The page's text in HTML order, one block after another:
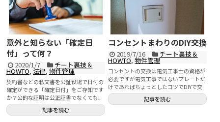
意外と知らない「確定日
付」って何？
2020/1/7 チート裏技＆
HOWTO, 法律, 物件管理
契約書などの私文書を公証役場で日付の
確定ができる「確定日付」をご存知です
か？公的な証明は公正証書でなくても、
その日付に私文書が存在したことを証明
できれば事足りるような案件では確定日
記事を読む
コンセントまわりのDIY交換
2019/7/16 チート裏技＆
HOWTO,物件管理
コンセントの交換は電気工事士の資格が
必要ですが電気工事ではないプレートだ
けであればちょっとしたコツでDIYで交
換可能です。 自宅や賃...
記事を読む